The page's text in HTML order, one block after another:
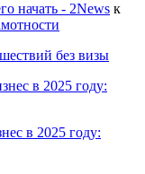
начать - 2News к
без визы
в 2025 году:
в 2025 году: